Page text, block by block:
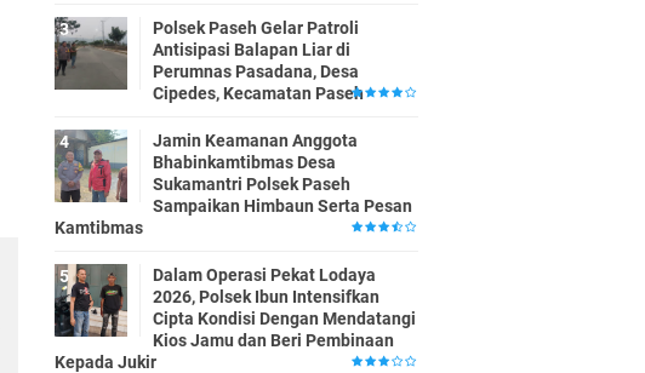
Polsek Paseh Gelar Patroli
Antisipasi Balapan Liar di
Perumnas Pasadana, Desa
Cipedes, Kecamatan Paseh
Jamin Keamanan Anggota
Bhabinkamtibmas Desa
Sukamantri Polsek Paseh
Sampaikan Himbaun Serta Pesan
Kamtibmas
Dalam Operasi Pekat Lodaya
2026, Polsek Ibun Intensifkan
Cipta Kondisi Dengan Mendatangi
Kios Jamu dan Beri Pembinaan
Kepada Jukir